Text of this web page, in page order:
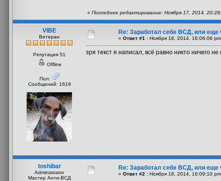
« Последнее редактирование: Ноября 17, 2014,
VIBE
Ветеран
Репутация 51
Offline
Пол:
Сообщений: 1619
Re: Заработал себе ВСД, или еще
« Ответ #1 : Ноября 18, 2014, 16:06:06
зря текст я написал, всё равно никто ничего
toshibar
Administrator
Мастер Анти-ВСД
Re: Заработал себе ВСД, или еще
« Ответ #2 : Ноября 18, 2014, 16:09:10